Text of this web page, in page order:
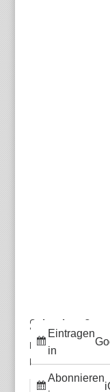
Eintragen
in
Abonnieren
Schreiben Sie
Deine E-Mail-
Felder sind mit*